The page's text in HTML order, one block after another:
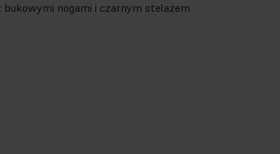
nogami i czarnym stelażem